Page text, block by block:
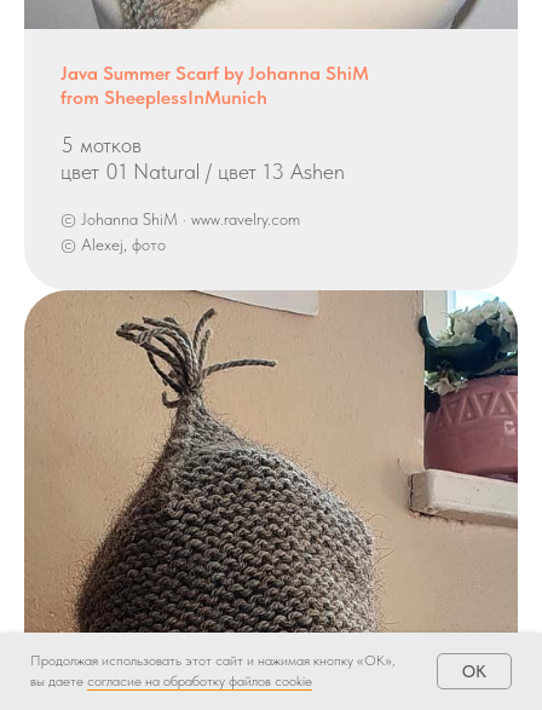
Java Summer Scarf by Johanna ShiM
from SheeplessInMunich
5 мотков
цвет 01 Natural / цвет 13 Ashen
© Johanna ShiM · www.ravelry.com
© Alexej, фото
Продолжая использовать этот сайт и нажимая кнопку «ОК»,
вы даете согласие на обработку файлов cookie
OK